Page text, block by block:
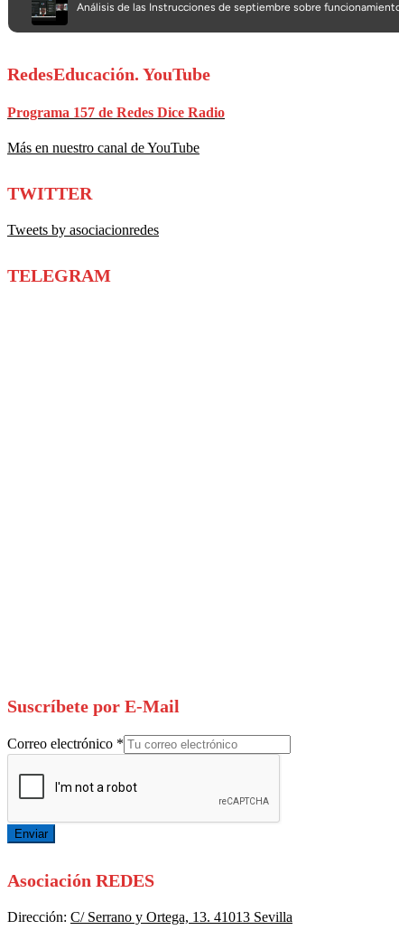
RedesEducación. YouTube
Programa 157 de Redes Dice Radio
Más en nuestro canal de YouTube
TWITTER
Tweets by asociacionredes
TELEGRAM
Suscríbete por E-Mail
Correo electrónico *
Enviar
Asociación REDES
Dirección: C/ Serrano y Ortega, 13. 41013 Sevilla